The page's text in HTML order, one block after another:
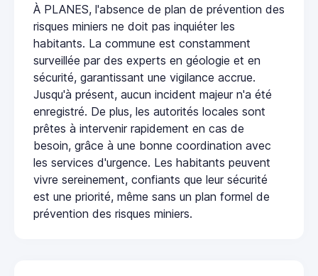
À PLANES, l'absence de plan de prévention des
risques miniers ne doit pas inquiéter les
habitants. La commune est constamment
surveillée par des experts en géologie et en
sécurité, garantissant une vigilance accrue.
Jusqu'à présent, aucun incident majeur n'a été
enregistré. De plus, les autorités locales sont
prêtes à intervenir rapidement en cas de
besoin, grâce à une bonne coordination avec
les services d'urgence. Les habitants peuvent
vivre sereinement, confiants que leur sécurité
est une priorité, même sans un plan formel de
prévention des risques miniers.